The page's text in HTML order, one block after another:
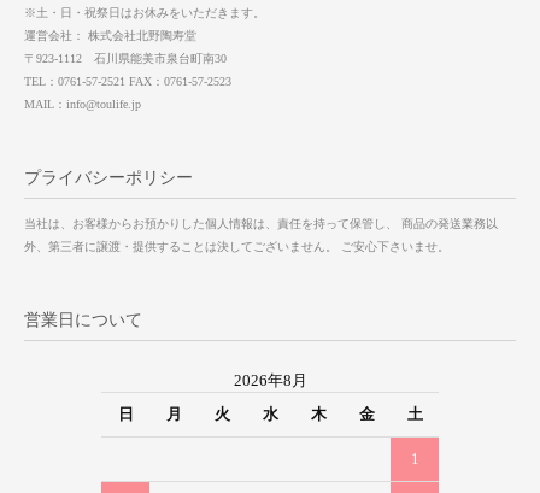
※土・日・祝祭日はお休みをいただきます。
運営会社： 株式会社北野陶寿堂
〒923-1112 石川県能美市泉台町南30
TEL：0761-57-2521 FAX：0761-57-2523
MAIL：info@toulife.jp
プライバシーポリシー
当社は、お客様からお預かりした個人情報は、責任を持って保管し、 商品の発送業務以
外、第三者に譲渡・提供することは決してございません。 ご安心下さいませ。
営業日について
2026年8月
日
月 火 水 木 金 土
1